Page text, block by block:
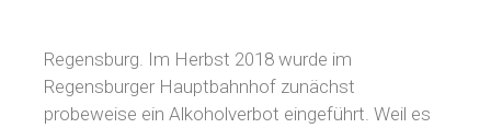
Regensburg. Im Herbst 2018 wurde im
Regensburger Hauptbahnhof zunächst
probeweise ein Alkoholverbot eingeführt. Weil es